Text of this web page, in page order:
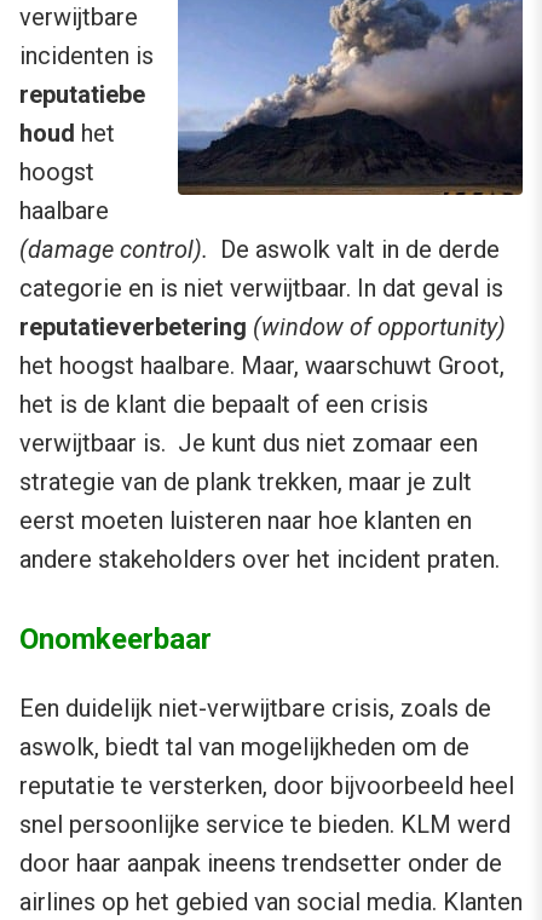
verwijtbare
incidenten is
reputatiebe
houd het
hoogst
haalbare
(damage control). De aswolk valt in de derde
categorie en is niet verwijtbaar. In dat geval is
reputatieverbetering (window of opportunity)
het hoogst haalbare. Maar, waarschuwt Groot,
het is de klant die bepaalt of een crisis
verwijtbaar is. Je kunt dus niet zomaar een
strategie van de plank trekken, maar je zult
eerst moeten luisteren naar hoe klanten en
andere stakeholders over het incident praten.
Onomkeerbaar
Een duidelijk niet-verwijtbare crisis, zoals de
aswolk, biedt tal van mogelijkheden om de
reputatie te versterken, door bijvoorbeeld heel
snel persoonlijke service te bieden. KLM werd
door haar aanpak ineens trendsetter onder de
airlines op het gebied van social media. Klanten